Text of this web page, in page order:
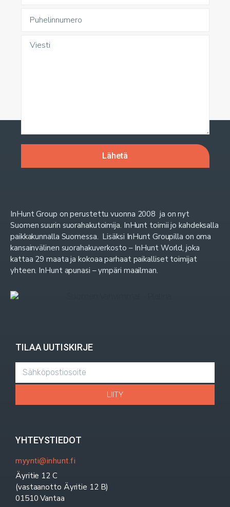
InHunt Group on perustettu vuonna 2008 ja on nyt
Suomen suurin suorahakutoimija. InHunt toimii jo kahdeksalla
paikkakunnalla Suomessa. Lisäksi InHunt Groupilla on oma
kansainvälinen suorahakuverkosto – InHunt World, joka
kattaa 29 maata ja kokoaa parhaat paikalliset toimijat
yhteen. InHunt apunasi – ympäri maailman.
TILAA UUTISKIRJE
LIITY
YHTEYSTIEDOT
myynti@inhunt.fi
Äyritie 12 C
(vastaanotto Äyritie 12 B)
01510 Vantaa